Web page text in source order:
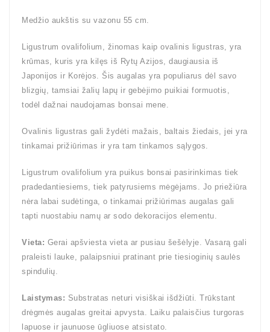
Medžio aukštis su vazonu 55 cm.
Ligustrum ovalifolium, žinomas kaip ovalinis ligustras, yra
krūmas, kuris yra kilęs iš Rytų Azijos, daugiausia iš
Japonijos ir Korėjos. Šis augalas yra populiarus dėl savo
blizgių, tamsiai žalių lapų ir gebėjimo puikiai formuotis,
todėl dažnai naudojamas bonsai mene.
Ovalinis ligustras gali žydėti mažais, baltais žiedais, jei yra
tinkamai prižiūrimas ir yra tam tinkamos sąlygos.
Ligustrum ovalifolium yra puikus bonsai pasirinkimas tiek
pradedantiesiems, tiek patyrusiems mėgėjams. Jo priežiūra
nėra labai sudėtinga, o tinkamai prižiūrimas augalas gali
tapti nuostabiu namų ar sodo dekoracijos elementu.
Vieta: Gerai apšviesta vieta ar pusiau šešėlyje. Vasarą gali
praleisti lauke, palaipsniui pratinant prie tiesioginių saulės
spindulių.
Laistymas: Substratas neturi visiškai išdžiūti. Trūkstant
drėgmės augalas greitai apvysta. Laiku palaisčius turgoras
lapuose ir jaunuose ūgliuose atsistato.